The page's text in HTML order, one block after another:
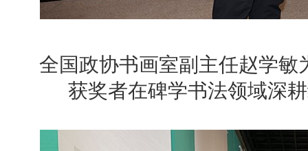
全国政协书画室副主任赵学敏
获奖者在碑学书法领域深